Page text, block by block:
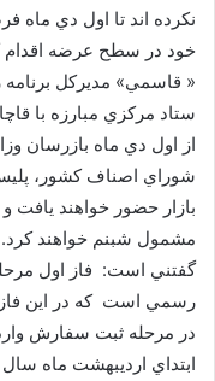
نكرده اند تا اول دي ماه
خود در سطح عرضه اقدام
« قاسمي» مديركل
ستاد مركزي مبارزه با
از اول دي ماه بازرسان
شوراي اصناف كشور،
بازار حضور خواهند يافت
مشمول شبنم خواهند كرد.
گفتني است: ‌ فاز اول
رسمي است كه در اين
در مرحله ثبت سفارش